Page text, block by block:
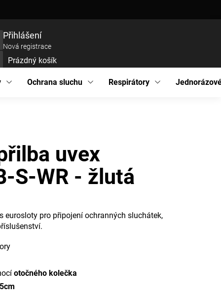
Přihlášení
Nová registrace
Prázdný košík
Ochrana sluchu Respirátory
uvex
S-WR - žlutá
eurosloty pro připojení ochranných sluchátek,
otočného kolečka